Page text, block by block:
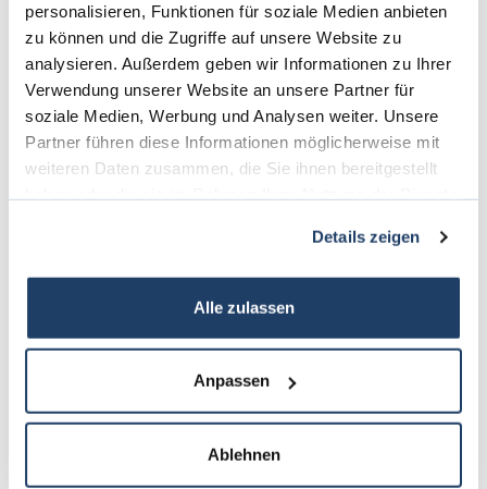
personalisieren, Funktionen für soziale Medien anbieten
zu können und die Zugriffe auf unsere Website zu
analysieren. Außerdem geben wir Informationen zu Ihrer
Verwendung unserer Website an unsere Partner für
soziale Medien, Werbung und Analysen weiter. Unsere
Partner führen diese Informationen möglicherweise mit
weiteren Daten zusammen, die Sie ihnen bereitgestellt
Details zeigen
Alle zulassen
Anpassen
Ablehnen
Phase 4: Präsentation
Als professionelle Immobilienfirma in Darmstadt ist es
auch unsere Aufgabe, dafür zu sorgen, dass Sie genügend
Interessenten für Ihr Objekt finden. Dafür setzen wir uns